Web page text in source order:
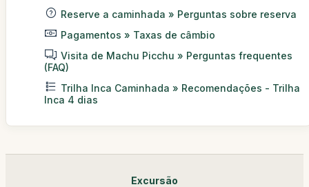
Reserve a caminhada » Perguntas sobre reserva
Pagamentos » Taxas de câmbio
Visita de Machu Picchu » Perguntas frequentes
(FAQ)
Trilha Inca Caminhada » Recomendações - Trilha
Inca 4 dias
Excursão